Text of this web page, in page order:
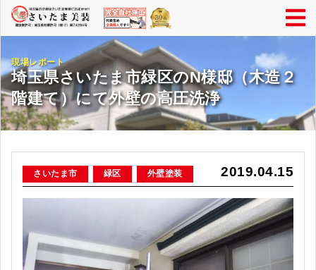
現場レポート
埼玉県さいたま市緑区のN様邸（木造２
階建て）にて外壁の高圧洗浄
2019.04.15
さいたま市 緑区 外壁塗装